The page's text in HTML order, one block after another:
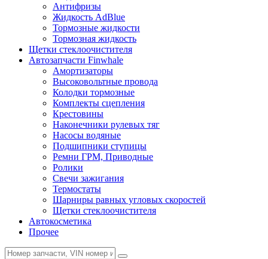
Антифризы
Жидкость AdBlue
Тормозные жидкости
Тормозная жидкость
Щетки стеклоочистителя
Автозапчасти Finwhale
Амортизаторы
Высоковольтные провода
Колодки тормозные
Комплекты сцепления
Крестовины
Наконечники рулевых тяг
Насосы водяные
Подшипники ступицы
Ремни ГРМ, Приводные
Ролики
Свечи зажигания
Термостаты
Шарниры равных угловых скоростей
Щетки стеклоочистителя
Автокосметика
Прочее